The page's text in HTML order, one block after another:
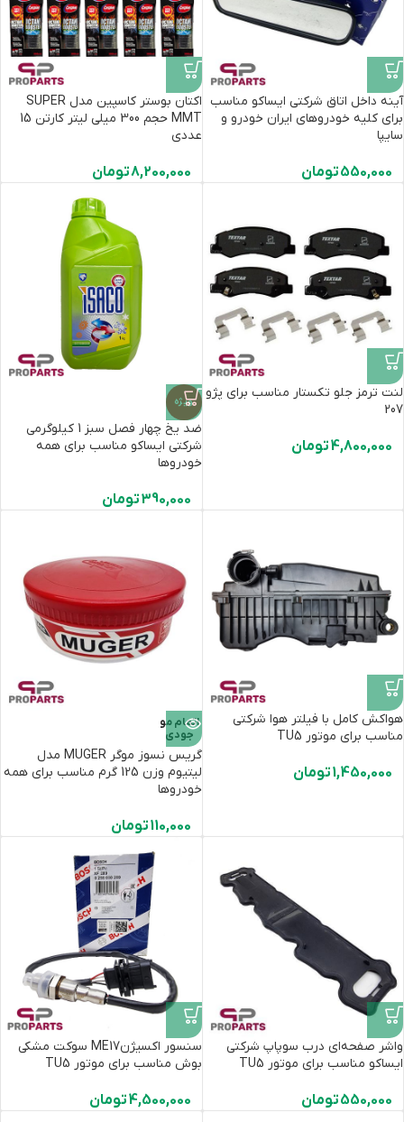
آینه داخل اتاق شرکتی ایساکو مناسب
برای کلیه خودروهای ایران خودرو و
سایپا
550,000تومان
اکتان بوستر کاسپین مدل SUPER
MMT حجم 300 میلی لیتر کارتن 15
عددی
8,200,000تومان
لنت ترمز جلو تکستار مناسب برای پژو
207
4,800,000تومان
ویژه
ضد یخ چهار فصل سبز 1 کیلوگرمی
شرکتی ایساکو مناسب برای همه
خودروها
390,000تومان
هواکش کامل با فیلتر هوا شرکتی
مناسب برای موتور TU5
1,450,000تومان
اتمام مو
جودی
گریس نسوز موگر MUGER مدل
لیتیوم وزن 125 گرم مناسب برای همه
خودروها
110,000تومان
واشر صفحه‌ای درب سوپاپ شرکتی
ایساکو مناسب برای موتور TU5
550,000تومان
سنسور اکسیژنME17 سوکت مشکی
بوش مناسب برای موتور TU5
4,500,000تومان